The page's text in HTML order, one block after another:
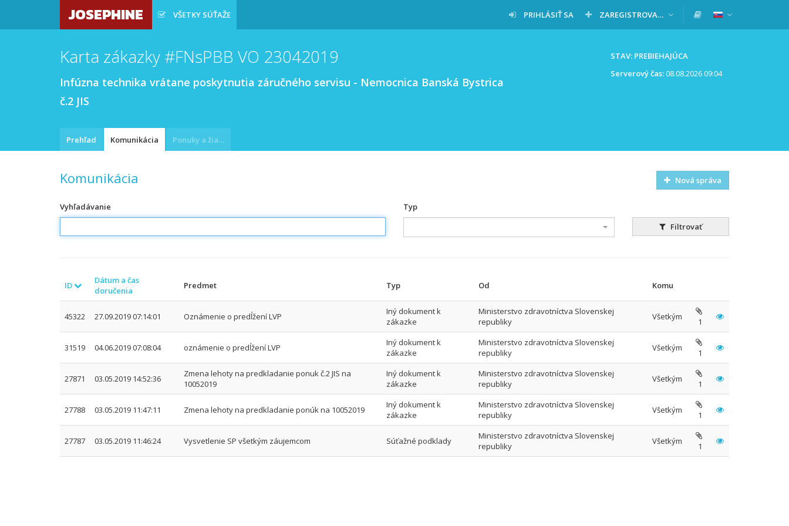
JOSEPHINE VŠETKY SÚŤAŽE PRIHLÁSIŤ SA ZAREGISTROVAŤ SA
STAV: PREBIEHAJÚCA
Serverový čas:08.08.2026 09:04
Karta zákazky #FNsPBB VO 23042019
Infúzna technika vrátane poskytnutia záručného servisu - Nemocnica Banská Bystrica
č.2 JIS
Prehľad Komunikácia Ponuky a žiadosti
Komunikácia Nová správa
Vyhľadávanie
Typ
Filtrovať
ID
Dátum a čas
doručenia
Predmet Typ Od Komu
45322 27.09.2019 07:14:01 Oznámenie o predĺžení LVP
Iný dokument k
zákazke
Ministerstvo zdravotníctva Slovenskej
republiky
Všetkým 1
31519 04.06.2019 07:08:04 oznámenie o predĺžení LVP
Iný dokument k
zákazke
Ministerstvo zdravotníctva Slovenskej
republiky
Všetkým 1
27871 03.05.2019 14:52:36
Zmena lehoty na predkladanie ponuk č.2 JIS na
10052019
Iný dokument k
zákazke
Ministerstvo zdravotníctva Slovenskej
republiky
Všetkým 1
27788 03.05.2019 11:47:11 Zmena lehoty na predkladanie ponúk na 10052019
Iný dokument k
zákazke
Ministerstvo zdravotníctva Slovenskej
republiky
Všetkým 1
27787 03.05.2019 11:46:24 Vysvetlenie SP všetkým záujemcom Súťažné podklady
Ministerstvo zdravotníctva Slovenskej
republiky
Všetkým 1